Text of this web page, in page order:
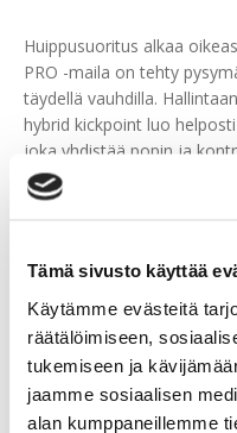
Tämä sivusto käyttää
Käytämme evästeitä
räätälöimiseen,
tukemiseen ja
jaamme sosiaalisen
alan kumppaneillemme
Huippusuoritus alkaa
PRO -maila on tehty
täydellä vauhdilla.
hybrid kickpoint luo
joka yhdistää popin ja
komposiittivarsi lisää
nopean vasteen, ja
carbon viimeistelevät
kiekkotuntumalla,
Tutustu myös